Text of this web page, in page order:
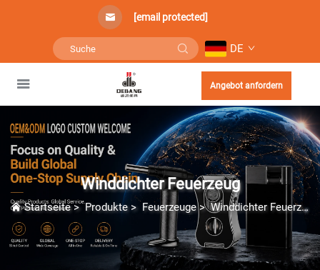
[email protected]
DE
Angebot anfordern
Winddichter Feuerzeug
Startseite>Produkte> Feuerzeuge>Winddichter Feuerzeug